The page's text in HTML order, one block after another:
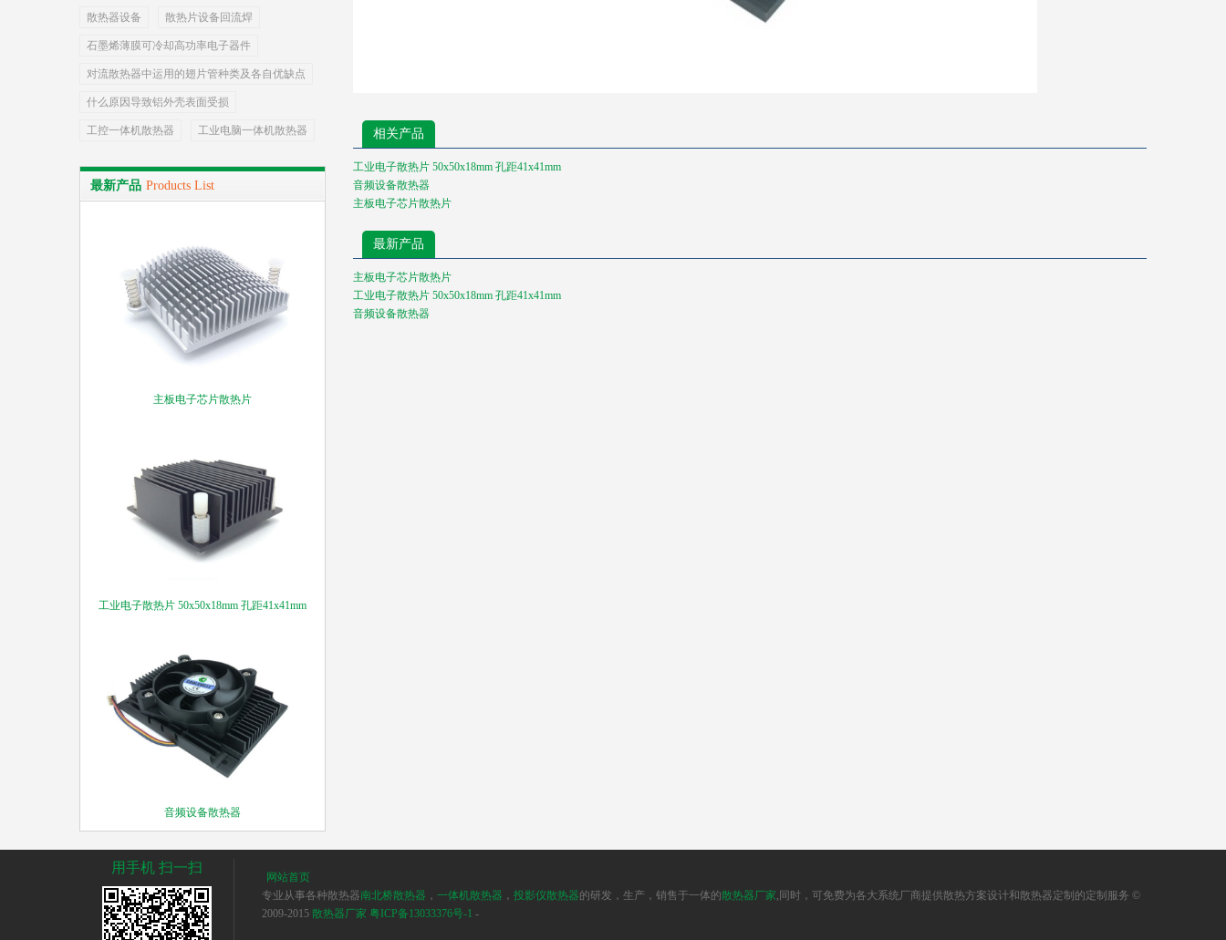
散热器设备 散热片设备回流焊
石墨烯薄膜可冷却高功率电子器件
对流散热器中运用的翅片管种类及各自优缺点
什么原因导致铝外壳表面受损
工控一体机散热器 工业电脑一体机散热器
最新产品 Products List
主板电子芯片散热片
工业电子散热片 50x50x18mm 孔距41x41mm
音频设备散热器
相关产品
工业电子散热片 50x50x18mm 孔距41x41mm
音频设备散热器
主板电子芯片散热片
最新产品
主板电子芯片散热片
工业电子散热片 50x50x18mm 孔距41x41mm
音频设备散热器
用手机 扫一扫
网站首页
专业从事各种散热器南北桥散热器 ， 一体机散热器 ， 投影仪散热器的研发，生产，销售于一体的散热器厂家,同时，可免费为各大系统厂商提供散热方案设计和散热器定制的定制服务 ©
2009-2015 散热器厂家 粤ICP备13033376号-1 -